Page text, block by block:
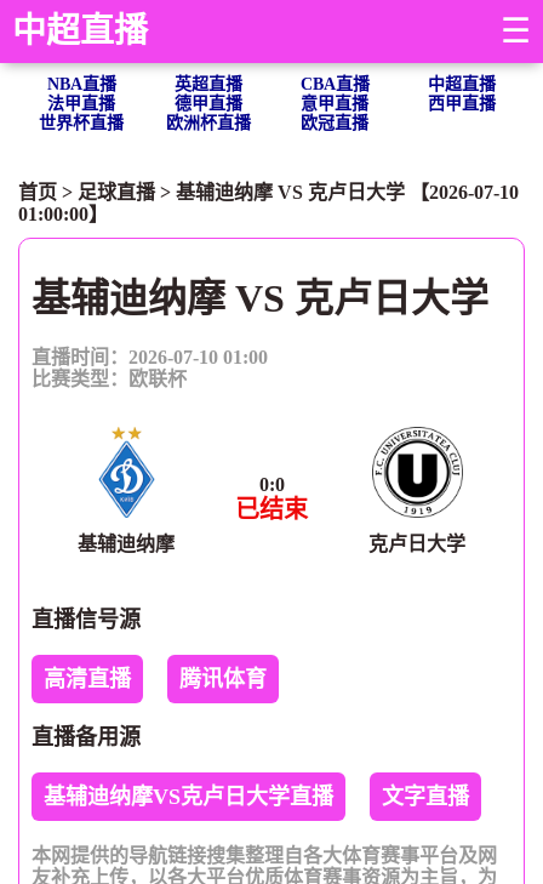
中超直播 ☰
NBA直播 英超直播 CBA直播
中超直播
法甲直播
德甲直播 意甲直播
西甲直播
世界杯直播
欧洲杯直播 欧冠直播
首页 > 足球直播> 基辅迪纳摩 VS 克卢日大学 【2026-07-10
01:00:00】
基辅迪纳摩 VS 克卢日大学
直播时间：2026-07-10 01:00
比赛类型：
欧联杯
基辅迪纳摩
0:0
已结束
克卢日大学
直播信号源
高清直播 腾讯体育
直播备用源
基辅迪纳摩VS克卢日大学直播 文字直播
本网提供的导航链接搜集整理自各大体育赛事平台及网
友补充上传，以各大平台优质体育赛事资源为主旨，为